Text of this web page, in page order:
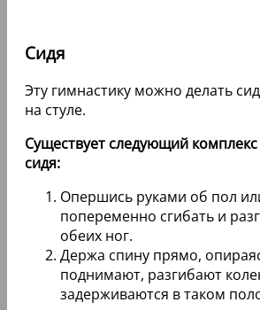
Сидя
Эту гимнастику можно делать
на стуле.
Существует следующий
сидя:
Опершись руками об пол
попеременно сгибать и
обеих ног.
Держа спину прямо,
поднимают, разгибают
задерживаются в таком